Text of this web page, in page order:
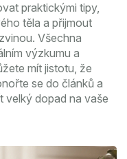
praktickými tipy,
těla a přijmout
Všechna
výzkumu a
mít jistotu, že
se do článků a
velký dopad na vaše